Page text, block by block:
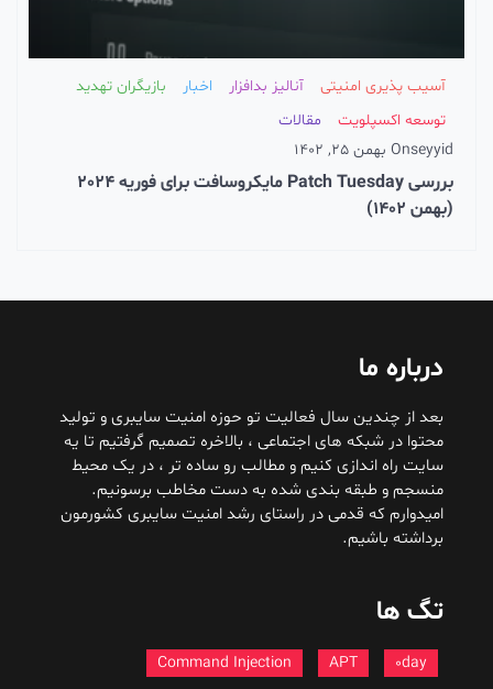
آسیب پذیری امنیتی آنالیز بدافزار اخبار
بازیگران تهدید
توسعه اکسپلویت
مقالات
seyyid
On بهمن 25, 1402
بررسی Patch Tuesday مایکروسافت برای فوریه 2024
(بهمن 1402)
درباره ما
بعد از چندین سال فعالیت تو حوزه امنیت سایبری و تولید
محتوا در شبکه های اجتماعی ، بالاخره تصمیم گرفتیم تا یه
سایت راه اندازی کنیم و مطالب رو ساده تر ، در یک محیط
منسجم و طبقه بندی شده به دست مخاطب برسونیم.
امیدوارم که قدمی در راستای رشد امنیت سایبری کشورمون
برداشته باشیم.
تگ ها
Command Injection